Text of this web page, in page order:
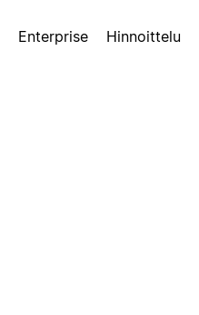
Enterprise Hinnoittelu